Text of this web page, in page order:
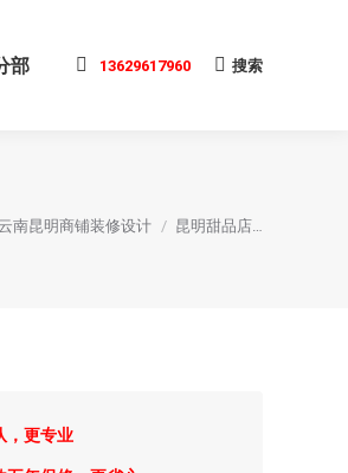
部 13629617960
搜 搜索
：
南昆明商铺装修设计 昆明甜品店…
，更专业